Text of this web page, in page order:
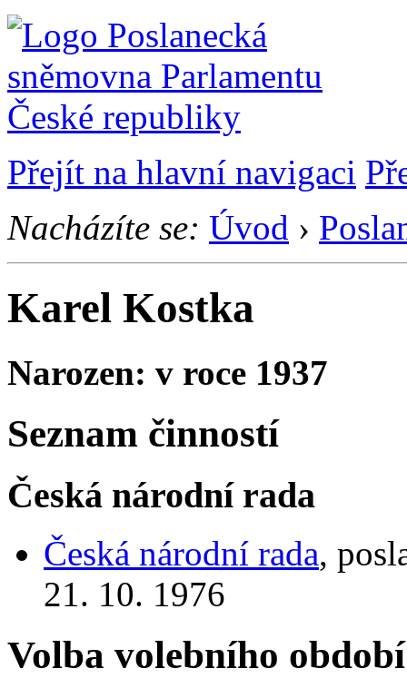
Přejít na hlavní navigaci
Nacházíte se: Úvod ›
Karel Kostka
Narozen: v roce 1937
Seznam činností
Česká národní rada
Česká národní rada,
21. 10. 1976
Volba volebního období